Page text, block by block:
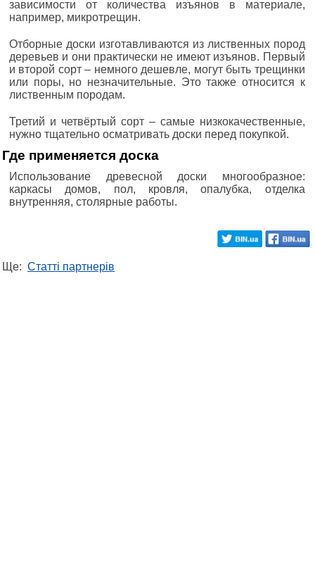
зависимости от количества изъянов в материале,
например, микротрещин.
Отборные доски изготавливаются из лиственных пород
деревьев и они практически не имеют изъянов. Первый
и второй сорт – немного дешевле, могут быть трещинки
или поры, но незначительные. Это также относится к
лиственным породам.
Третий и четвёртый сорт – самые низкокачественные,
нужно тщательно осматривать доски перед покупкой.
Где применяется доска
Использование древесной доски многообразное:
каркасы домов, пол, кровля, опалубка, отделка
внутренняя, столярные работы.
Ще: Статті партнерів